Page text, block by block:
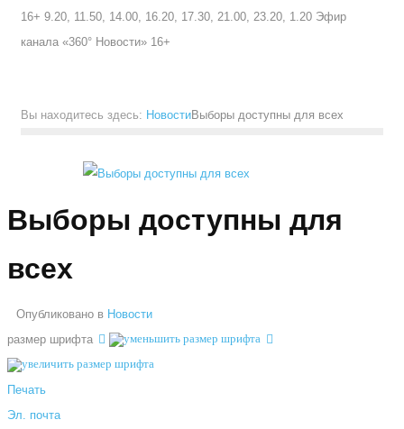
16+ 9.20, 11.50, 14.00, 16.20, 17.30, 21.00, 23.20, 1.20 Эфир
канала «360° Новости» 16+
Вы находитесь здесь: НовостиВыборы доступны для всех
Выборы доступны для
всех
Опубликовано в Новости
размер шрифта
Печать
Эл. почта